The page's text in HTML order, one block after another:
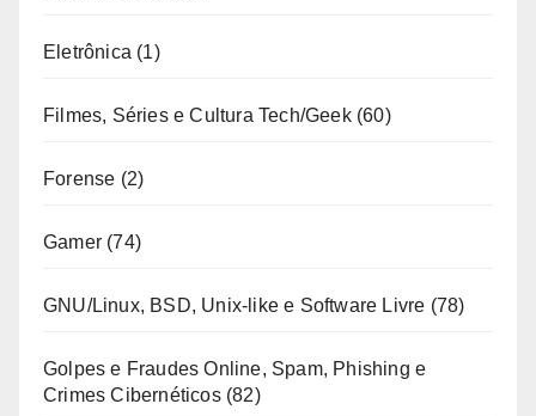
Eletrônica (1)
Filmes, Séries e Cultura Tech/Geek(60)
Forense (2)
Gamer (74)
GNU/Linux, BSD, Unix-like e Software Livre (78)
Golpes e Fraudes Online, Spam, Phishing e
Crimes Cibernéticos(82)